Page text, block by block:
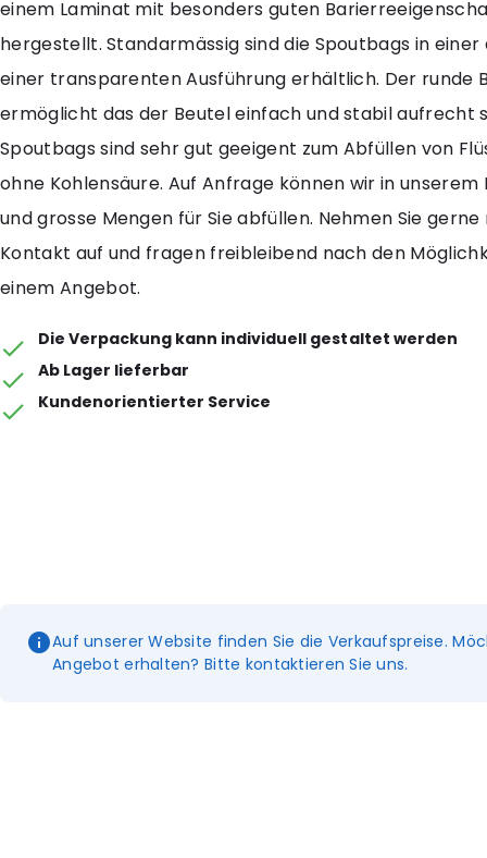
einem Laminat mit besonders guten
hergestellt. Standarmässig sind die Spoutbags in einer
einer transparenten Ausführung erhältlich. Der runde
ermöglicht das der Beutel einfach und stabil aufrecht
Spoutbags sind sehr gut geeigent zum Abfüllen von
ohne Kohlensäure. Auf Anfrage können wir in unserem
und grosse Mengen für Sie abfüllen. Nehmen Sie gerne
Kontakt auf und fragen freibleibend nach den
einem Angebot.
Die Verpackung kann individuell gestaltet werden
Ab Lager lieferbar
Kundenorientierter Service
Auf unserer Website finden Sie die Verkaufspreise.
Angebot erhalten? Bitte kontaktieren Sie uns.